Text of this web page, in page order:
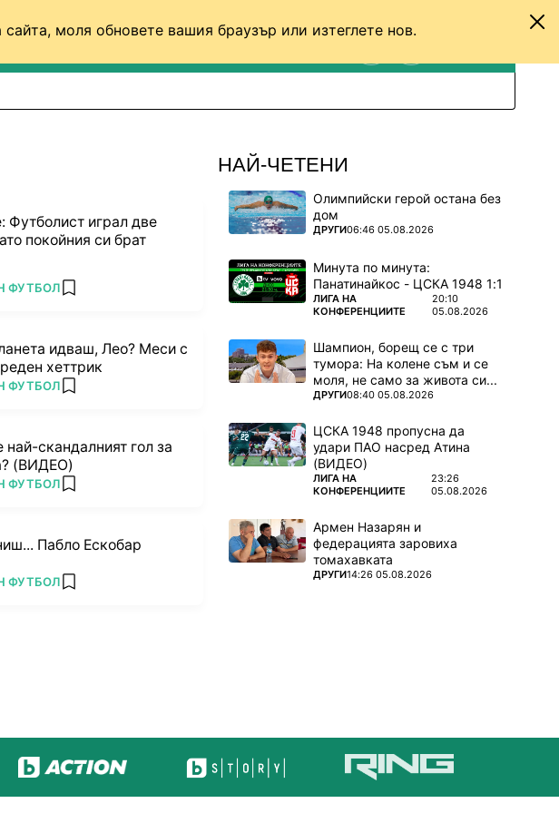
моля обновете вашия браузър или изтеглете нов.
Футболист играл две
покойния си брат
ФУТБОЛ add favorites
идваш, Лео? Меси с
хеттрик
ФУТБОЛ add favorites
най-скандалният гол за
(ВИДЕО)
ФУТБОЛ add favorites
Пабло Ескобар
ФУТБОЛ add favorites
НАЙ-ЧЕТЕНИ
Олимпийски герой остана без
дом
ПОВЕЧЕ ОТ
ДРУГИ06:46 05.08.2026
Минута по минута:
Панатинайкос - ЦСКА 1948 1:1
ПОВЕЧЕ ОТ
ЛИГА НА
КОНФЕРЕНЦИИТЕ
20:10
05.08.2026
Шампион, борещ се с три
тумора: На колене съм и се
моля, не само за живота си...
ПОВЕЧЕ ОТ
ДРУГИ08:40 05.08.2026
ЦСКА 1948 пропусна да
удари ПАО насред Атина
(ВИДЕО)
ПОВЕЧЕ ОТ
ЛИГА НА
КОНФЕРЕНЦИИТЕ
23:26
05.08.2026
Армен Назарян и
федерацията заровиха
томахавката
ПОВЕЧЕ ОТ
ДРУГИ14:26 05.08.2026